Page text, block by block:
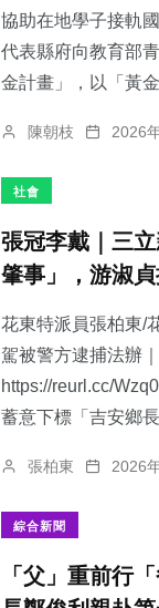
協助在地學子接軌
代表縣府向教育部
金計畫」，以「黃
陳朝枝 2026
社會
張冠李戴｜三
肇事」，游淑貞
花東特派員張柏東/
駕被警方逮捕法辦
https://reurl.cc/
蓄意下標「吉安鄉
張柏東 2026
綜合新聞
「父」重前行